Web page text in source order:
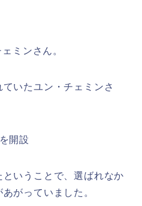
ミンさん。
いたユン・チェミンさ
開設
いうことで、選ばれなか
がっていました。